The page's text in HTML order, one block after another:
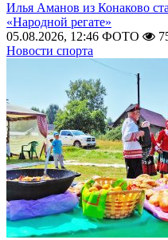
Илья Аманов из Конаково
«Народной регате»
05.08.2026, 12:46 ФОТО
Новости спорта